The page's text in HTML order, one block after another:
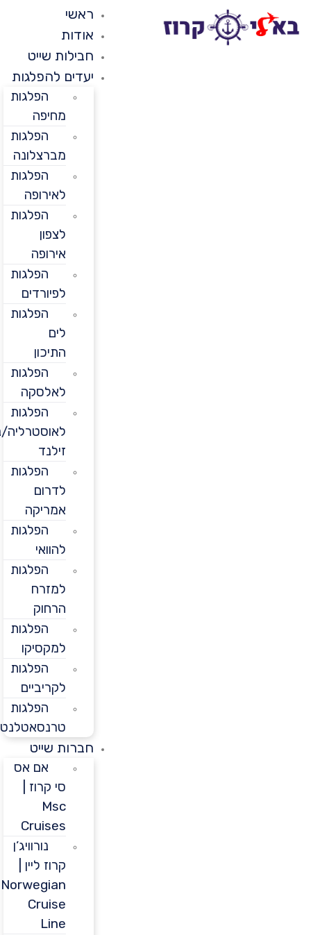
ראשי
אודות
חבילות שייט
יעדים להפלגות
הפלגות
מחיפה
הפלגות
מברצלונה
הפלגות
לאירופה
הפלגות
אירופה
הפלגות
לפיורדים
הפלגות
התיכון
הפלגות
לאלסקה
הפלגות
לאוסטרליה/ניו
הפלגות
לדרום
אמריקה
הפלגות
הפלגות
למזרח
הרחוק
הפלגות
למקסיקו
הפלגות
לקריביים
הפלגות
טרנסאטלנטיות
חברות שייט
אם אס
סי קרוז |
Cruises
נורוויג’ן
קרוז ליין |
Norwegian
Cruise